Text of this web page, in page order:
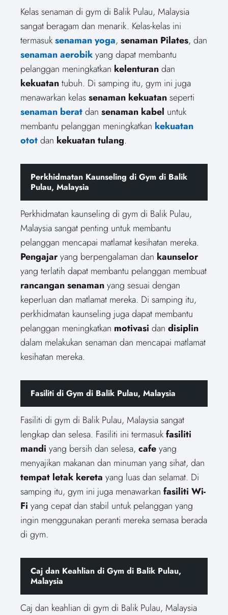
Kelas senaman di gym di Balik Pulau, Malaysia
sangat beragam dan menarik. Kelas-kelas ini
termasuksenaman yoga, senaman Pilates, dan
senaman aerobikyang dapat membantu
pelanggan meningkatkan kelenturandan
kekuatantubuh. Di samping itu, gym ini juga
menawarkan kelassenaman kekuatanseperti
senaman beratdan senaman kabel untuk
membantu pelanggan meningkatkan kekuatan
ototdan kekuatan tulang.
Perkhidmatan Kaunseling di Gym di Balik
Pulau, Malaysia
Perkhidmatan kaunseling di gym di Balik Pulau,
Malaysia sangat penting untuk membantu
pelanggan mencapai matlamat kesihatan mereka.
Pengajaryang berpengalaman dan kaunselor
yang terlatih dapat membantu pelanggan membuat
rancangan senamanyang sesuai dengan
keperluan dan matlamat mereka. Di samping itu,
perkhidmatan kaunseling juga dapat membantu
pelanggan meningkatkan motivasi dan disiplin
dalam melakukan senaman dan mencapai matlamat
kesihatan mereka.
Fasiliti di Gym di Balik Pulau, Malaysia
Fasiliti di gym di Balik Pulau, Malaysia sangat
lengkap dan selesa. Fasiliti ini termasukfasiliti
mandi yang bersih dan selesa, cafeyang
menyajikan makanan dan minuman yang sihat, dan
tempat letak kereta yang luas dan selamat. Di
samping itu, gym ini juga menawarkan fasiliti Wi-
Fi yang cepat dan stabil untuk pelanggan yang
ingin menggunakan peranti mereka semasa berada
di gym.
Caj dan Keahlian di Gym di Balik Pulau,
Malaysia
Caj dan keahlian di gym di Balik Pulau, Malaysia